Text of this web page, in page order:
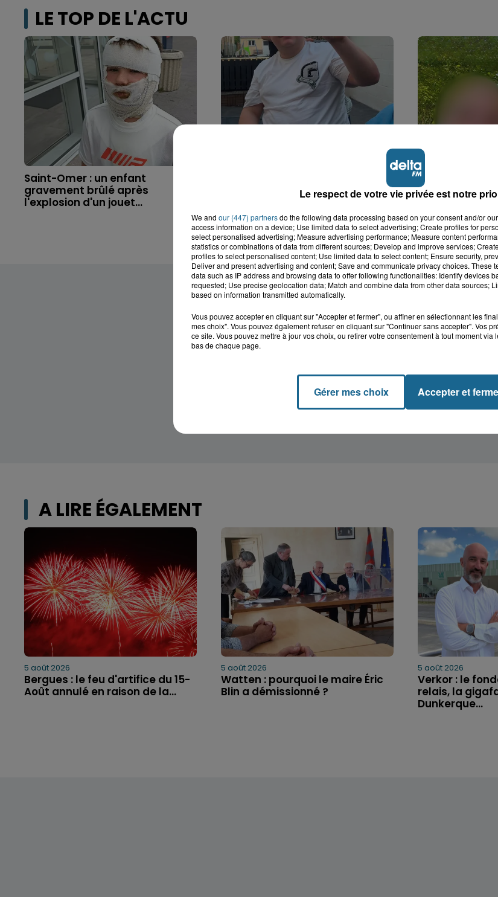
LE TOP DE L'ACTU
Saint-Omer : un enfant
gravement brûlé après
l'explosion d'un jouet...
accident, Lucas s'en est allé
Disparition
Cappelle-la-
41 ans...
A LIRE ÉGALEMENT
5 août 2026
Bergues : le feu d'artifice du 15-
Août annulé en raison de la...
5 août 2026
Watten : pourquoi le maire Éric
Blin a démissionné ?
5 août 2026
Verkor : le
relais, la
Dunkerque...
Le respect de votre vie privée est notre
We and our (447) partnersdo the following data processing based on your consent and/or
access information on a device; Use limited data to select advertising; Create profiles for
select personalised advertising; Measure advertising performance; Measure content
statistics or combinations of data from different sources; Develop and improve services;
profiles to select personalised content; Use limited data to select content; Ensure security,
Deliver and present advertising and content; Save and communicate privacy choices. These
data such as IP address and browsing data to offer following functionalities: Identify devices
requested; Use precise geolocation data; Match and combine data from other data sources;
based on information transmitted automatically.
Vous pouvez accepter en cliquant sur "Accepter et fermer", ou affiner en sélectionnant les
mes choix". Vous pouvez également refuser en cliquant sur "Continuer sans accepter". Vos
ce site. Vous pouvez mettre à jour vos choix, ou retirer votre consentement à tout moment via
bas de chaque page.
Gérer mes choix Accepter et